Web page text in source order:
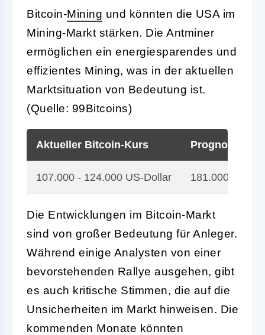
Bitcoin-Mining und könnten die USA im
Mining-Markt stärken. Die Antminer
ermöglichen ein energiesparendes und
effizientes Mining, was in der aktuellen
Marktsituation von Bedeutung ist.
(Quelle: 99Bitcoins)
Aktueller Bitcoin-Kurs Prognose in
107.000 - 124.000 US-Dollar 181.000 US-
Die Entwicklungen im Bitcoin-Markt
sind von großer Bedeutung für Anleger.
Während einige Analysten von einer
bevorstehenden Rallye ausgehen, gibt
es auch kritische Stimmen, die auf die
Unsicherheiten im Markt hinweisen. Die
kommenden Monate könnten